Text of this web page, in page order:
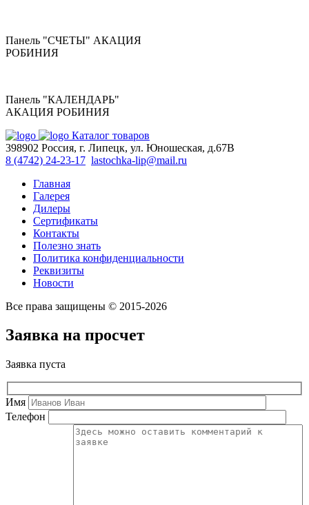
Панель "СЧЕТЫ" АКАЦИЯ
РОБИНИЯ
Панель "КАЛЕНДАРЬ"
АКАЦИЯ РОБИНИЯ
Каталог товаров
398902 Россия, г. Липецк, ул. Юношеская, д.67В
8 (4742) 24-23-17 lastochka-lip@mail.ru
Главная
Галерея
Дилеры
Сертификаты
Контакты
Полезно знать
Политика конфиденциальности
Реквизиты
Новости
Все права защищены © 2015-2026
Заявка на просчет
Заявка пуста
Имя
Телефон